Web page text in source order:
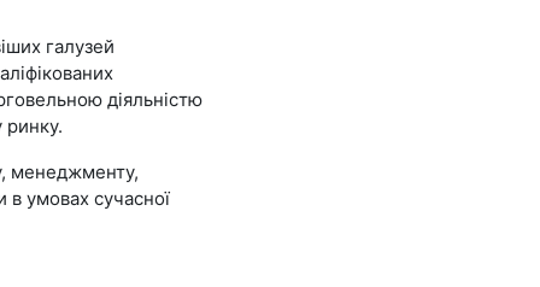
галузей
діяльністю
ринку.
менеджменту,
в умовах сучасної